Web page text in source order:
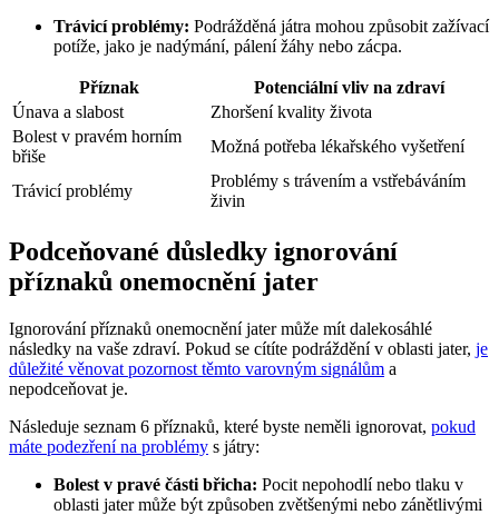
Trávicí problémy: Podrážděná játra mohou způsobit zažívací
potíže, jako je nadýmání, pálení žáhy nebo zácpa.
Příznak
Potenciální vliv na zdraví
Únava a slabost
Zhoršení kvality života
Bolest v pravém horním
břiše
Možná potřeba lékařského vyšetření
Trávicí problémy
Problémy s trávením a vstřebáváním
živin
Podceňované důsledky ignorování
příznaků onemocnění jater
Ignorování příznaků onemocnění jater může mít dalekosáhlé
následky na vaše zdraví. Pokud se cítíte podráždění v oblasti jater, je
důležité věnovat pozornost těmto varovným signálům a
nepodceňovat je.
Následuje seznam 6 příznaků, které byste neměli ignorovat, pokud
máte podezření na problémy s játry:
Bolest v pravé části břicha: Pocit nepohodlí nebo tlaku v
oblasti jater může být způsoben zvětšenými nebo zánětlivými